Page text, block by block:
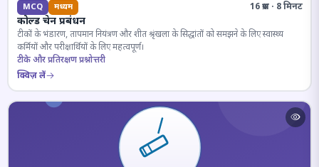
MCQ मध्यम 16 प्रश्न · 8 मिनट
कोल्ड चेन प्रबंधन
टीकों के भंडारण, तापमान नियंत्रण और शीत श्रृंखला के सिद्धांतों को समझने के लिए स्वास्थ्य
कर्मियों और परीक्षार्थियों के लिए महत्वपूर्ण।
टीके और प्रतिरक्षण प्रश्नोत्तरी
क्विज़ लें